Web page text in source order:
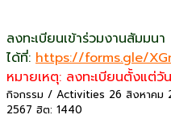
ลงทะเบียนเข้าร่วมงานสัมมนา
ได้ที่: https://forms.gle/
หมายเหตุ: ลงทะเบียนตั้งแต่
กิจกรรม / Activities 26 สิงหาคม
2567 ฮิต: 1440